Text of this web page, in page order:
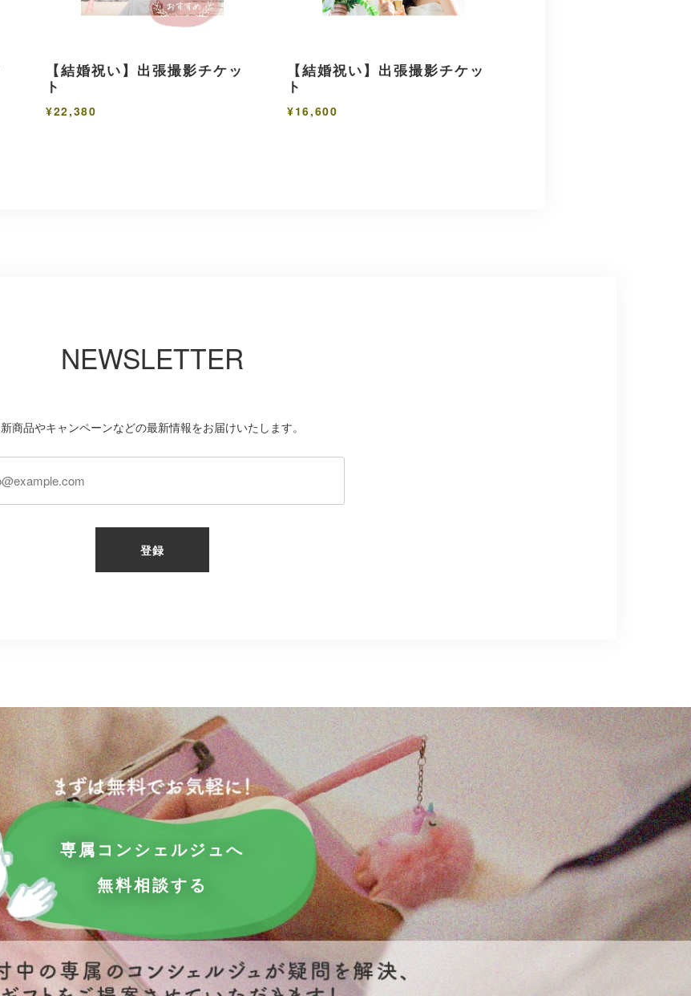
【結婚祝い】出張撮影チケッ
ト
¥22,380
【結婚祝い】出張撮影チケッ
ト
¥16,600
NEWSLETTER
新商品やキャンペーンなどの最新情報をお届けいたします。
登録
専属コンシェルジュへ
無料相談する